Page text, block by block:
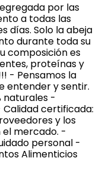
por las
a todas las
días. Solo la abeja
durante toda su
composición es
proteínas y
- Pensamos la
entender y sentir.
naturales -
certificada:
y los
mercado. -
personal -
Alimenticios